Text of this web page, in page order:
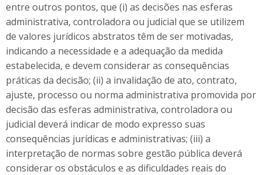
entre outros pontos, que (i) as decisões nas esferas
administrativa, controladora ou judicial que se utilizem
de valores jurídicos abstratos têm de ser motivadas,
indicando a necessidade e a adequação da medida
estabelecida, e devem considerar as consequências
práticas da decisão; (ii) a invalidação de ato, contrato,
ajuste, processo ou norma administrativa promovida por
decisão das esferas administrativa, controladora ou
judicial deverá indicar de modo expresso suas
consequências jurídicas e administrativas; (iii) a
interpretação de normas sobre gestão pública deverá
considerar os obstáculos e as dificuldades reais do